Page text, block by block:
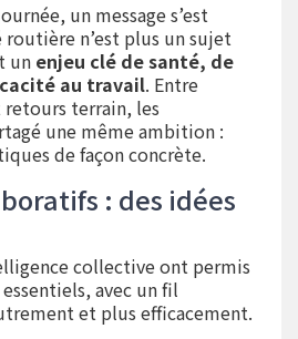
un message s’est
n’est plus un sujet
un enjeu clé de santé, de
au travail. Entre
retours terrain, les
une même ambition :
de façon concrète.
: des idées
collective ont permis
avec un fil
et plus efficacement.